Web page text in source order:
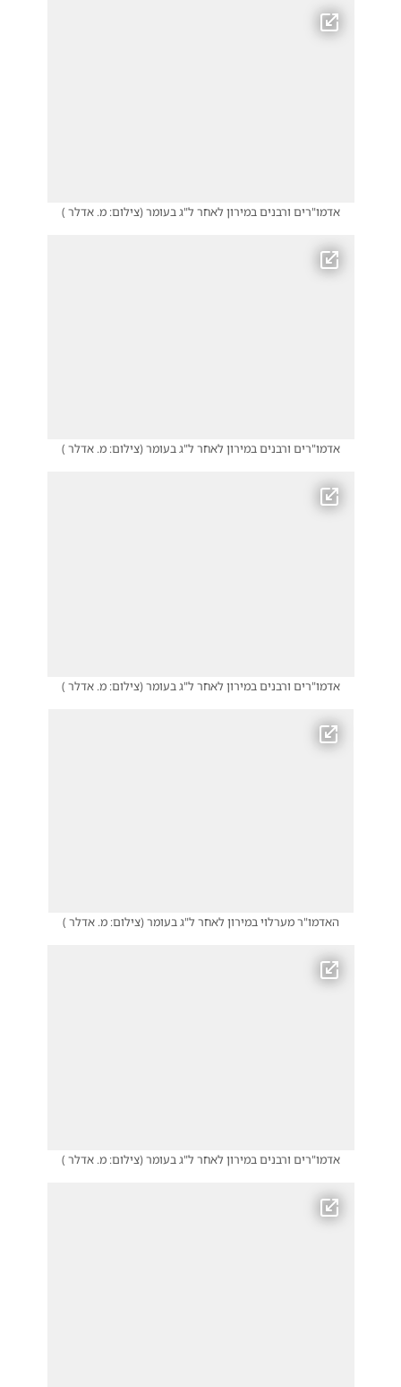
אדמו"רים ורבנים במירון לאחר ל"ג בעומר(צילום: מ. אדלר )
אדמו"רים ורבנים במירון לאחר ל"ג בעומר(צילום: מ. אדלר )
אדמו"רים ורבנים במירון לאחר ל"ג בעומר(צילום: מ. אדלר )
האדמו"ר מערלוי במירון לאחר ל"ג בעומר(צילום: מ. אדלר )
אדמו"רים ורבנים במירון לאחר ל"ג בעומר(צילום: מ. אדלר )